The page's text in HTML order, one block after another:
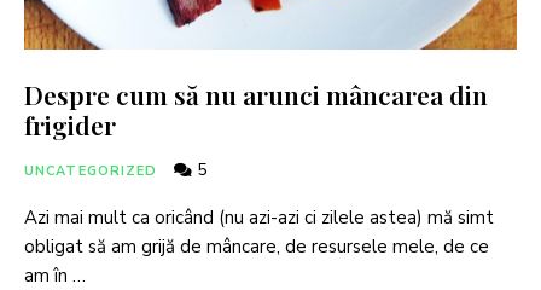
Despre cum să nu arunci mâncarea din
frigider
UNCATEGORIZED 5
Azi mai mult ca oricând (nu azi-azi ci zilele astea) mă simt
obligat să am grijă de mâncare, de resursele mele, de ce
am în …